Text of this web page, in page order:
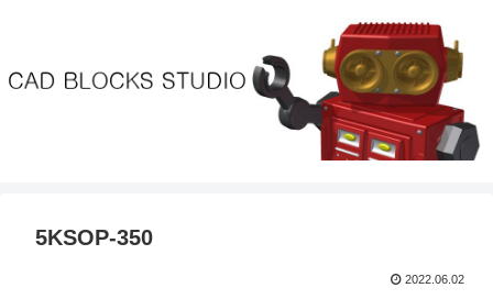
5KSOP-350
2022.06.02